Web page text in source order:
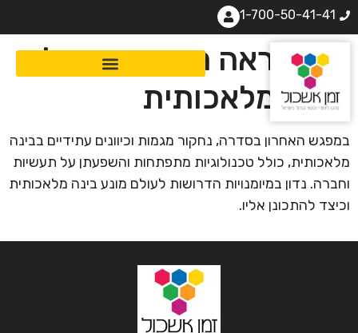
1-700-50-41-41
איך ייראה העתיד, בשילוב
בינה מלאכותית
במפגש האחרון בסדרה, נחקור מגמות וכיוונים עתידיים בבינה
מלאכותית, כולל טכנולוגיות מתפתחות והשפעתן על תעשיות
וחברה. נדון במיומנויות הדרושות לעולם מונע בינה מלאכותית
וכיצד להתכונן אליו.